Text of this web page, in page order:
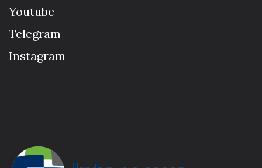
Youtube
Telegram
Instagram